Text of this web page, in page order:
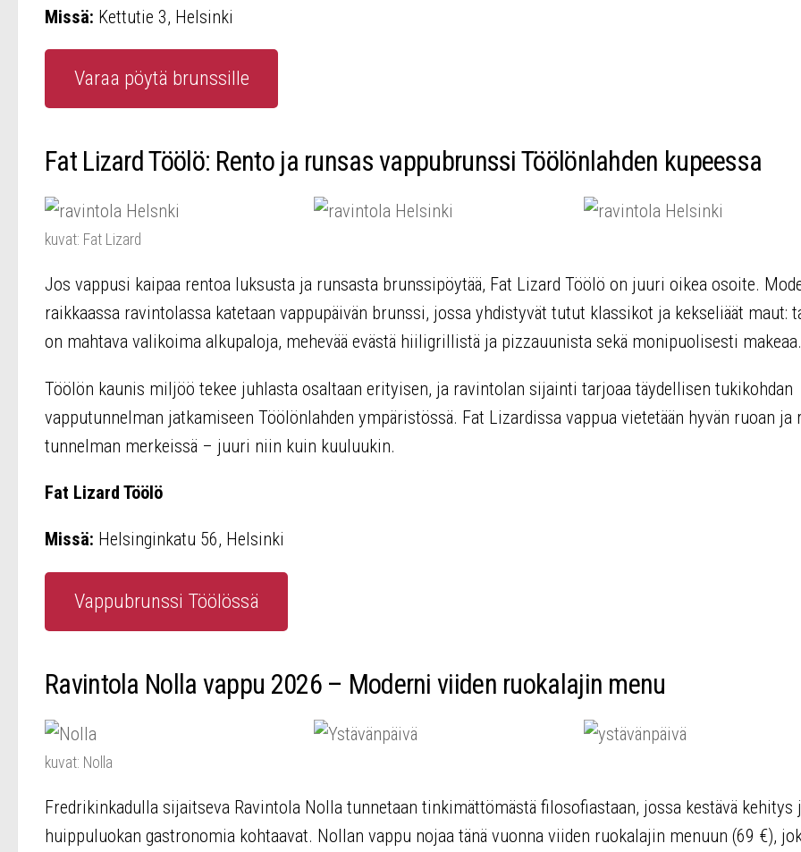
Missä: Kettutie 3, Helsinki
Varaa pöytä brunssille
Fat Lizard Töölö: Rento ja runsas vappubrunssi Töölönlahden kupeessa
kuvat: Fat Lizard
Jos vappusi kaipaa rentoa luksusta ja runsasta brunssipöytää, Fat Lizard Töölö on juuri oikea osoite.
raikkaassa ravintolassa katetaan vappupäivän brunssi, jossa yhdistyvät tutut klassikot ja kekseliäät maut:
on mahtava valikoima alkupaloja, mehevää evästä hiiligrillistä ja pizzauunista sekä monipuolisesti makeaa.
Töölön kaunis miljöö tekee juhlasta osaltaan erityisen, ja ravintolan sijainti tarjoaa täydellisen tukikohdan
vapputunnelman jatkamiseen Töölönlahden ympäristössä. Fat Lizardissa vappua vietetään hyvän ruoan ja
tunnelman merkeissä – juuri niin kuin kuuluukin.
Fat Lizard Töölö
Missä: Helsinginkatu 56, Helsinki
Vappubrunssi Töölössä
Ravintola Nolla vappu 2026 – Moderni viiden ruokalajin menu
kuvat: Nolla
Fredrikinkadulla sijaitseva Ravintola Nolla tunnetaan tinkimättömästä filosofiastaan, jossa kestävä kehitys
huippuluokan gastronomia kohtaavat. Nollan vappu nojaa tänä vuonna viiden ruokalajin menuun (69 €),